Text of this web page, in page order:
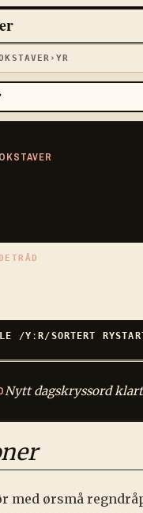
›YR
/YːR/SORTERT RY
Nytt dagskryssord
med ørsmå